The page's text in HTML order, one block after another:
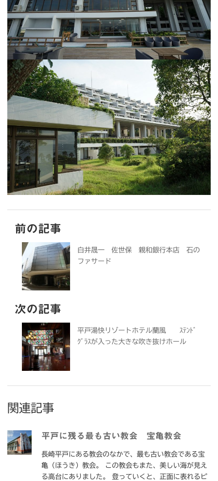
前の記事
白井晟一 佐世保 親和銀行本店 石の
ファサード
次の記事
平戸湯快リゾートホテル蘭風 ｽﾃﾝﾄﾞ
ｸﾞﾗｽが入った大きな吹き抜けホール
関連記事
平戸に残る最も古い教会 宝亀教会
長崎平戸にある教会のなかで、最も古い教会である宝
亀（ほうき）教会。 この教会もまた、美しい海が見え
る高台にありました。 登っていくと、正面に表れるピ